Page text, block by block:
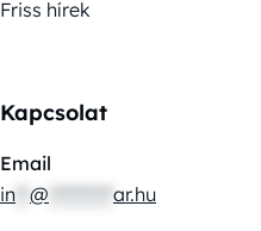
Friss hírek
Kapcsolat
Email
in @ ar.hu